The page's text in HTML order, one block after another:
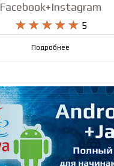
Facebook+Instagram
    
     5
Подробнее